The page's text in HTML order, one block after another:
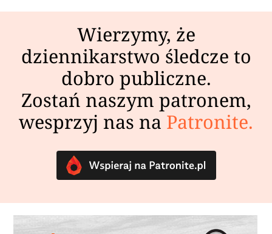
Wierzymy, że
dziennikarstwo śledcze to
dobro publiczne.
Zostań naszym patronem,
wesprzyj nas na Patronite.